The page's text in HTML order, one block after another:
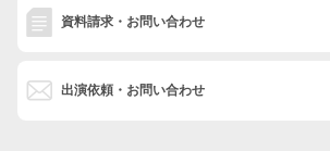
資料請求・お問い合わせ
出演依頼・お問い合わせ